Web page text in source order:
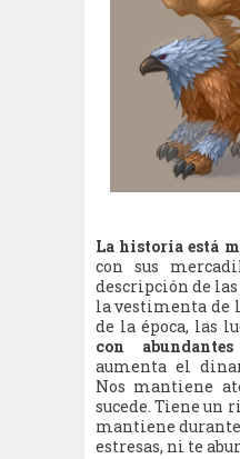
La historia está
con sus
descripción de
la vestimenta de
de la época, las
con
aumenta el
Nos mantiene
sucede. Tiene un
mantiene
estresas, ni te